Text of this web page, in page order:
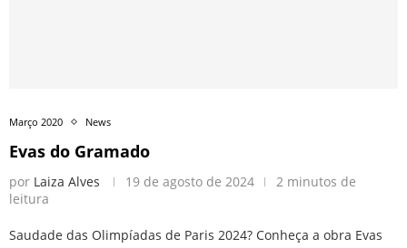
Março 2020 News
Evas do Gramado
por Laiza Alves 19 de agosto de 2024
2 minutos de
leitura
Saudade das Olimpíadas de Paris 2024? Conheça a obra Evas